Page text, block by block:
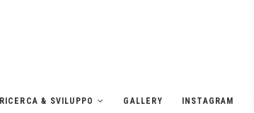
RICERCA & SVILUPPO GALLERY INSTAGRAM